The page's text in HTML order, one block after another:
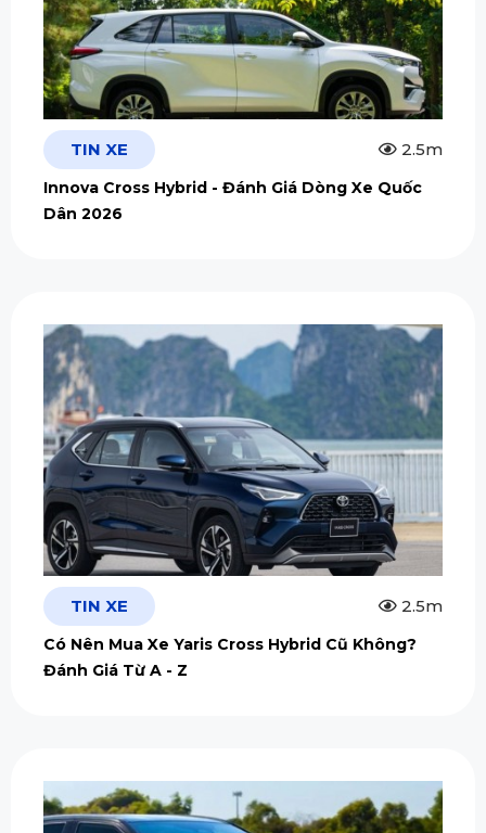
TIN XE 2.5m
Innova Cross Hybrid - Đánh Giá Dòng Xe Quốc
Dân 2026
TIN XE 2.5m
Có Nên Mua Xe Yaris Cross Hybrid Cũ Không?
Đánh Giá Từ A - Z